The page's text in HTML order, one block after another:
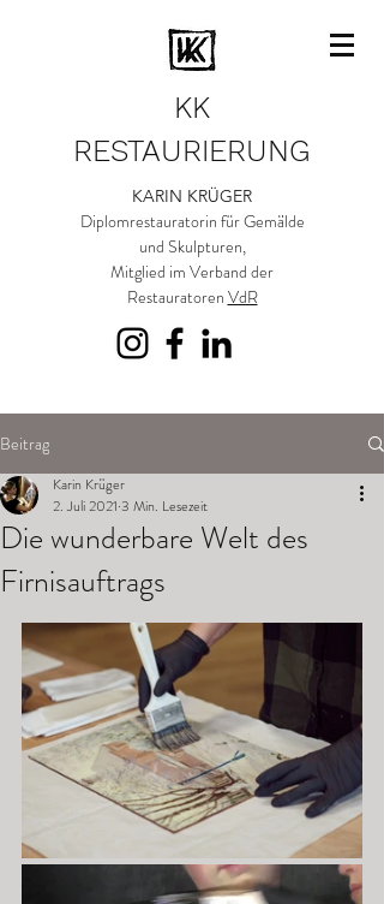
KK
RESTAURIERUNG
KARIN KRÜGER
Diplomrestauratorin für Gemälde
und Skulpturen,
Mitglied im Verband der
Restauratoren VdR
Beitrag
Die wunderbare Welt des
Firnisauftrags
Karin Krüger
2. Juli 2021 3 Min. Lesezeit